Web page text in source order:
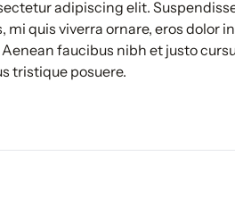
adipiscing elit.
quis viverra ornare, eros dolor
faucibus nibh et justo
tristique posuere.